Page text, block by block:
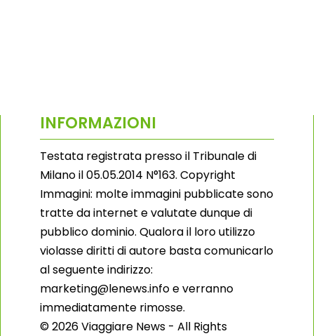
INFORMAZIONI
Testata registrata presso il Tribunale di
Milano il 05.05.2014 N°163. Copyright
Immagini: molte immagini pubblicate sono
tratte da internet e valutate dunque di
pubblico dominio. Qualora il loro utilizzo
violasse diritti di autore basta comunicarlo
al seguente indirizzo:
marketing@lenews.info e verranno
immediatamente rimosse.
© 2026 Viaggiare News - All Rights